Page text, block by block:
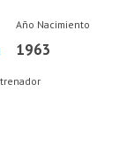
Año Nacimiento
1963